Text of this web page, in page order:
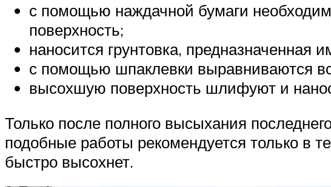
с помощью наждачной бумаги
поверхность;
наносится грунтовка, предназначенная
с помощью шпаклевки выравниваются
высохшую поверхность шлифуют и
Только после полного высыхания
подобные работы рекомендуется только в
быстро высохнет.